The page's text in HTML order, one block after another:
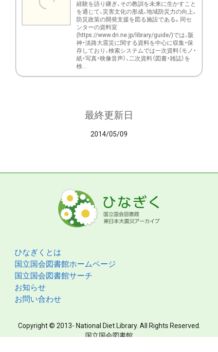
経験を語り継ぎ、その教訓を未来に生かすこと
を通じて、災害文化の形成、地域防災力の向上、
防災政策の開発支援を図る施設である。同セ
ンターの資料室
(https://www.dri.ne.jp/library/guide/)では、阪
神・淡路大震災に関する資料を中心に収集・保
存しており、検索システムでは一次資料（モノ・
紙・写真・映像音声）、二次資料（図書・雑誌）を
検...
最終更新日
2014/05/09
ひなぎくとは
国立国会図書館ホームページ
国立国会図書館サーチ
お知らせ
お問い合わせ
Copyright © 2013- National Diet Library. All Rights Reserved.